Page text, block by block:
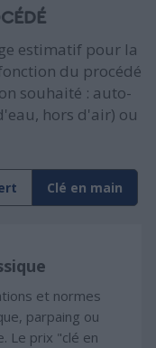
estimatif pour la
du procédé
souhaité : auto-
hors d'air) ou
Clé en main
et normes
parpaing ou
Le prix "clé en